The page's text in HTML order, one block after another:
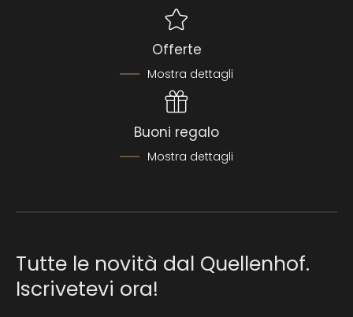
Offerte
Mostra dettagli
Buoni regalo
Mostra dettagli
Tutte le novità dal Quellenhof.
Iscrivetevi ora!